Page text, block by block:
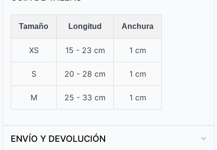
Tamaño Longitud Anchura
XS 15 - 23 cm 1 cm
S 20 - 28 cm 1 cm
M 25 - 33 cm 1 cm
ENVÍO Y DEVOLUCIÓN